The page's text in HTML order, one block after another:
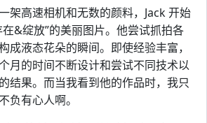
架高速相机和无数的颜料，Jack 开始
&绽放”的美丽图片。他尝试抓拍各
成液态花朵的瞬间。即使经验丰富，
月的时间不断设计和尝试不同技术以
结果。而当我看到他的作品时，我只
负有心人啊。